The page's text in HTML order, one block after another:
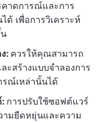
คาดการณ์และการ
ด้ เพื่อการวิเคราะห์
: ควรให้คุณสามารถ
สร้างแบบจำลองการ
รณ์เหล่านั้นได้
การปรับใช้ซอฟต์แวร์
ามยืดหยุ่นและความ